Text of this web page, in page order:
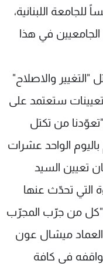
للجامعة اللبنانية،
الجامعيين في هذا
والاصلاح"
ستعتمد على
من تكتل
الواحد عشرات
تعيين السيد
التي تحدّث عنها
"كل من جرّب المجرّب
العماد ميشال عون
في كافة